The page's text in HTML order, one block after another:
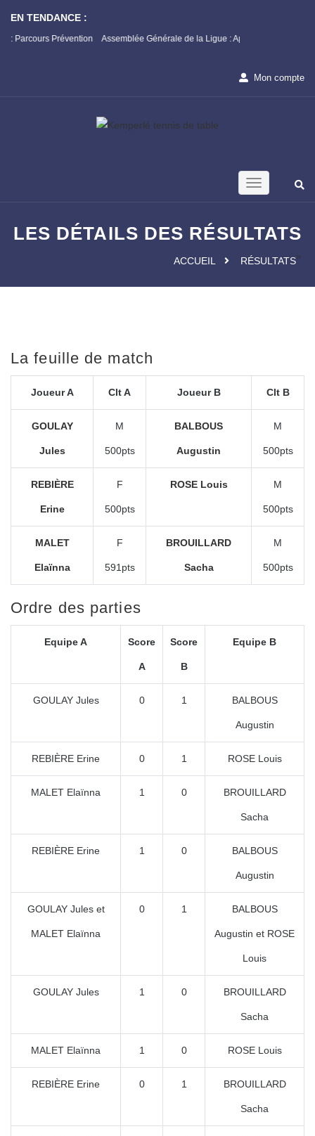
EN TENDANCE :
Assemblée Générale de la Ligue : Appel à candidature
Mon compte
LES DÉTAILS DES RÉSULTATS
ACCUEIL »
RÉSULTATS
La feuille de match
Joueur A Clt A Joueur B Clt B
GOULAY
Jules
M
500pts
BALBOUS
Augustin
M
500pts
REBIÈRE
Erine
F
500pts
ROSE Louis M
500pts
MALET
Elaïnna
F
591pts
BROUILLARD
Sacha
M
500pts
Ordre des parties
Equipe A Score
A
Score
B
Equipe B
GOULAY Jules 0 1 BALBOUS
Augustin
REBIÈRE Erine 0 1 ROSE Louis
MALET Elaïnna 1 0 BROUILLARD
Sacha
REBIÈRE Erine 1 0 BALBOUS
Augustin
GOULAY Jules et
MALET Elaïnna
0 1 BALBOUS
Augustin et ROSE
Louis
GOULAY Jules 1 0 BROUILLARD
Sacha
MALET Elaïnna 1 0 ROSE Louis
REBIÈRE Erine 0 1 BROUILLARD
Sacha